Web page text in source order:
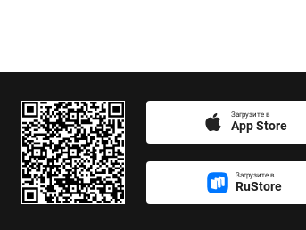
Загрузите в
App Store
Загрузите в
RuStore